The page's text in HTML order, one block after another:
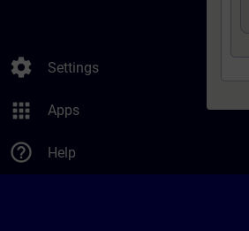
settings Settings
apps Apps
help_outline Help